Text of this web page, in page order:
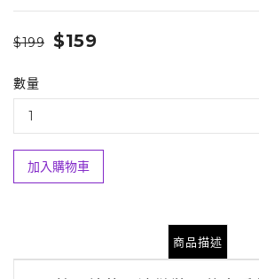
$199 $159
數量
加入購物車
商品描述